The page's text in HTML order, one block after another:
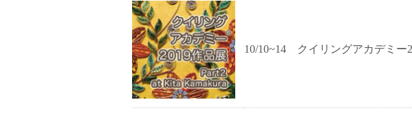
10/10~14 クイリングアカデミー